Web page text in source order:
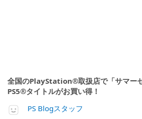
全国のPlayStation®取扱店で「サマー
PS5®タイトルがお買い得！
PS Blogスタッフ